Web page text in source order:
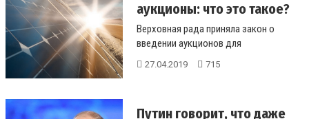
аукционы: что это такое?
Верховная рада приняла закон о
введении аукционов для
альтернативной энергетики. Что о нем
27.04.2019 715
Путин говорит, что даже